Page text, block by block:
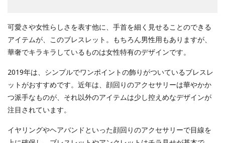
可愛さや女性らしさを表す他に、手首を細く見せることのできる
アイテムが、このブレスレット。もちろん男性用もありますが、
華奢でキラキラしているものは女性特有のデザインです。
2019年は、シンプルでワンポイントの飾りがついているブレスレ
ットがおすすめです。近年は、顔回りのアクセサリーは華やかか
つ派手なものが、それ以外のアイテムは少し控えめなデザインが
注目されています。
イヤリングやヘアバンドといった顔回りのアクセサリーで目線を